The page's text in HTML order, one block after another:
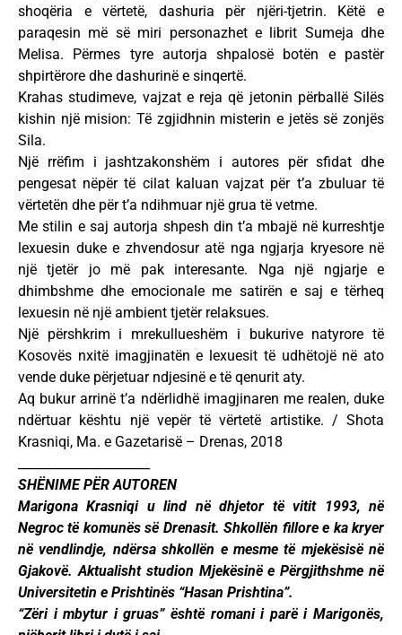
shoqëria e vërtetë, dashuria për njëri-tjetrin. Këtë e
paraqesin më së miri personazhet e librit Sumeja dhe
Melisa. Përmes tyre autorja shpalosë botën e pastër
shpirtërore dhe dashurinë e sinqertë.
Krahas studimeve, vajzat e reja që jetonin përballë Silës
kishin një mision: Të zgjidhnin misterin e jetës së zonjës
Sila.
Një rrëfim i jashtzakonshëm i autores për sfidat dhe
pengesat nëpër të cilat kaluan vajzat për t’a zbuluar të
vërtetën dhe për t’a ndihmuar një grua të vetme.
Me stilin e saj autorja shpesh din t’a mbajë në kurreshtje
lexuesin duke e zhvendosur atë nga ngjarja kryesore në
një tjetër jo më pak interesante. Nga një ngjarje e
dhimbshme dhe emocionale me satirën e saj e tërheq
lexuesin në një ambient tjetër relaksues.
Një përshkrim i mrekullueshëm i bukurive natyrore të
Kosovës nxitë imagjinatën e lexuesit të udhëtojë në ato
vende duke përjetuar ndjesinë e të qenurit aty.
Aq bukur arrinë t’a ndërlidhë imagjinaren me realen, duke
ndërtuar kështu një vepër të vërtetë artistike. / Shota
Krasniqi, Ma. e Gazetarisë – Drenas, 2018
SHËNIME PËR AUTOREN
Marigona Krasniqi u lind në dhjetor të vitit 1993, në
Negroc të komunës së Drenasit. Shkollën fillore e ka kryer
në vendlindje, ndërsa shkollën e mesme të mjekësisë në
Gjakovë. Aktualisht studion Mjekësinë e Përgjithshme në
Universitetin e Prishtinës “Hasan Prishtina”.
“Zëri i mbytur i gruas” është romani i parë i Marigonës,